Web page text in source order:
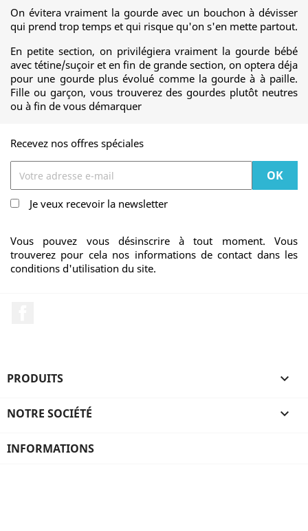
On évitera vraiment la gourde avec un bouchon à dévisser
qui prend trop temps et qui risque qu'on s'en mette partout.
En petite section, on privilégiera vraiment la gourde bébé
avec tétine/suçoir et en fin de grande section, on optera déja
pour une gourde plus évolué comme la gourde à à paille.
Fille ou garçon, vous trouverez des gourdes plutôt neutres
ou à fin de vous démarquer
Recevez nos offres spéciales
Je veux recevoir la newsletter
Vous pouvez vous désinscrire à tout moment. Vous
trouverez pour cela nos informations de contact dans les
conditions d'utilisation du site.
PRODUITS 
NOTRE SOCIÉTÉ 
INFORMATIONS